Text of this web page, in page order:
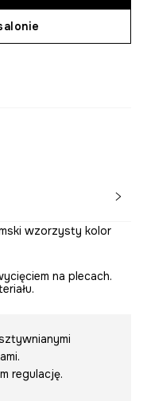
wzorzysty kolor
na plecach.
regulację.